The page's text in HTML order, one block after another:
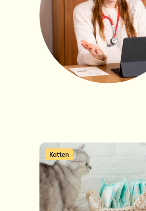
Katten